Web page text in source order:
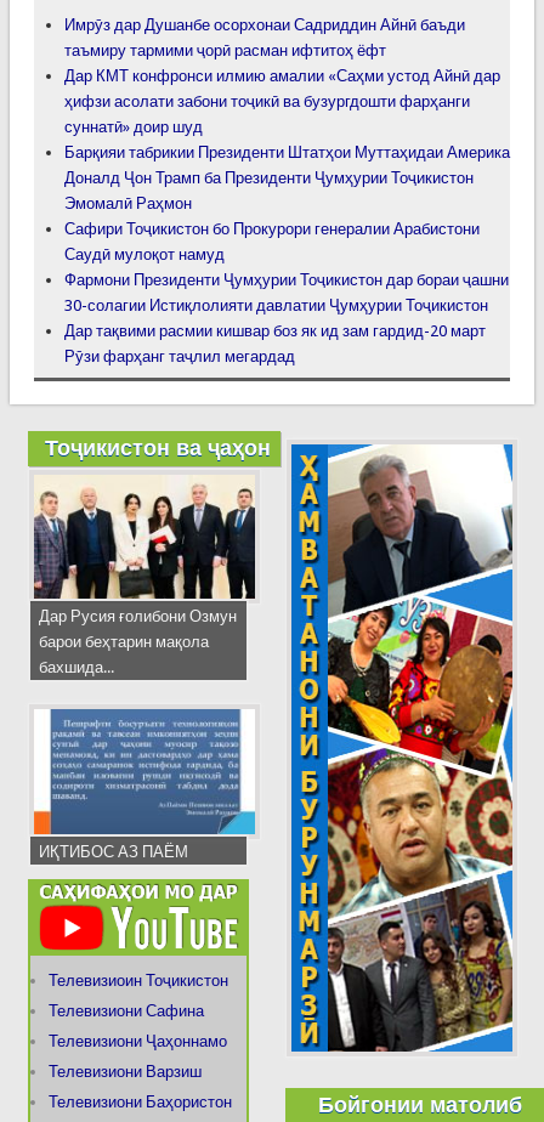
Имрӯз дар Душанбе осорхонаи Садриддин Айнӣ баъди
таъмиру тармими ҷорӣ расман ифтитоҳ ёфт
Дар КМТ конфронси илмию амалии «Саҳми устод Айнӣ дар
ҳифзи асолати забони тоҷикӣ ва бузургдошти фарҳанги
суннатӣ» доир шуд
Барқияи табрикии Президенти Штатҳои Муттаҳидаи Америка
Доналд Ҷон Трамп ба Президенти Ҷумҳурии Тоҷикистон
Эмомалӣ Раҳмон
Сафири Тоҷикистон бо Прокурори генералии Арабистони
Саудӣ мулоқот намуд
Фармони Президенти Ҷумҳурии Тоҷикистон дар бораи ҷашни
30-солагии Истиқлолияти давлатии Ҷумҳурии Тоҷикистон
Дар тақвими расмии кишвар боз як ид зам гардид-20 март
Рӯзи фарҳанг таҷлил мегардад
Тоҷикистон ва ҷаҳон
Дар Русия ғолибони Озмун
барои беҳтарин мақола
бахшида...
ИҚТИБОС АЗ ПАЁМ
Телевизиоин Тоҷикистон
Телевизиони Сафина
Телевизиони Ҷаҳоннамо
Телевизиони Варзиш
Телевизиони Баҳористон
Бойгонии матолиб